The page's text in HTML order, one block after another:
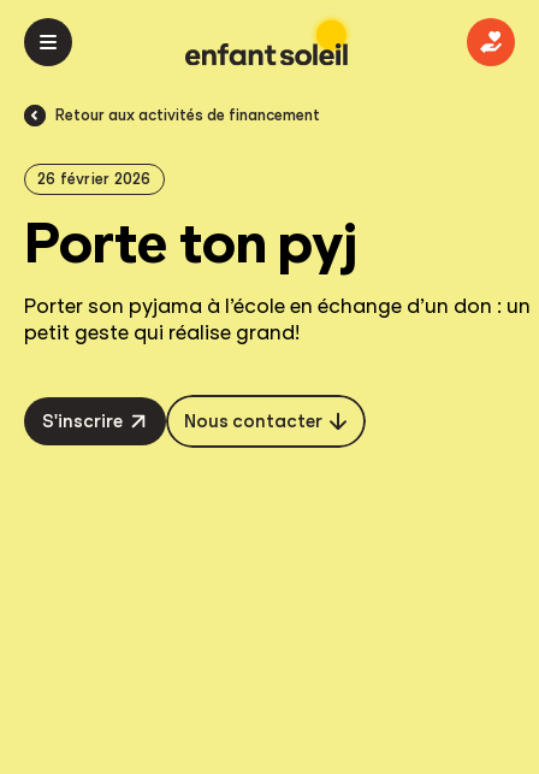
Retour aux activités de financement
26 février 2026
Porte ton pyj
Porter son pyjama à l’école en échange d’un don : un
petit geste qui réalise grand!
S'inscrire Nous contacter